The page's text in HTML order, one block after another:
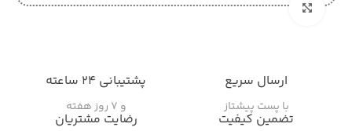
بزرگنمایی تصویر
ارسال سریع
با پست پیشتاز
پشتیبانی ۲۴ ساعته
و ۷ روز هفته
تضمین کیفیت رضایت مشتریان